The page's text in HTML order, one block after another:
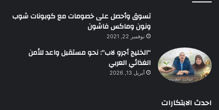
تسوق وأحصل على خصومات مع كوبونات شوب
ونون وماكس فاشون
نوفمبر 22, 2021
“الخليج أجرو لاب”: نحو مستقبل واعد للأمن
الغذائي العربي
أبريل 13, 2026
احدث الابتكارات